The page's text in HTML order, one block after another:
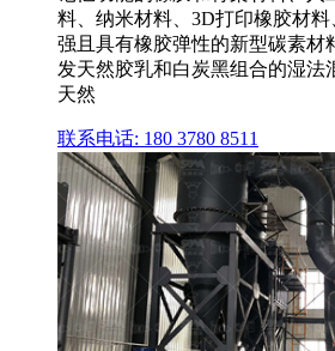
料、纳米材料、3D打印橡胶材
强且具有橡胶弹性的新型碳素材
发天然胶乳和白炭黑组合的湿法
天然
联系电话: 180 3780 8511